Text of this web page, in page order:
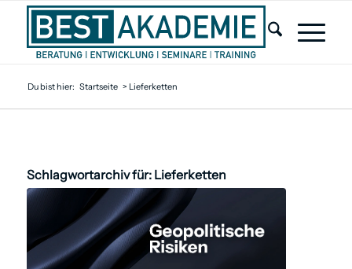
Du bist hier: Startseite > Lieferketten
Schlagwortarchiv für: Lieferketten